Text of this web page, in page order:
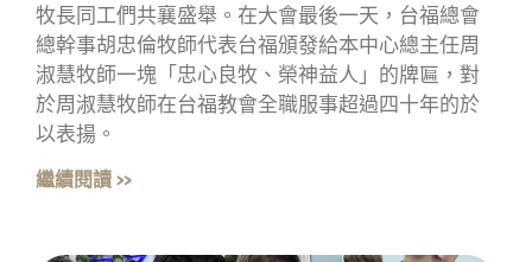
牧長同工們共襄盛舉。在大會最後一天，台福總會
總幹事胡忠倫牧師代表台福頒發給本中心總主任周
淑慧牧師一塊「忠心良牧、榮神益人」的牌匾，對
於周淑慧牧師在台福教會全職服事超過四十年的於
以表揚。
繼續閱讀 »